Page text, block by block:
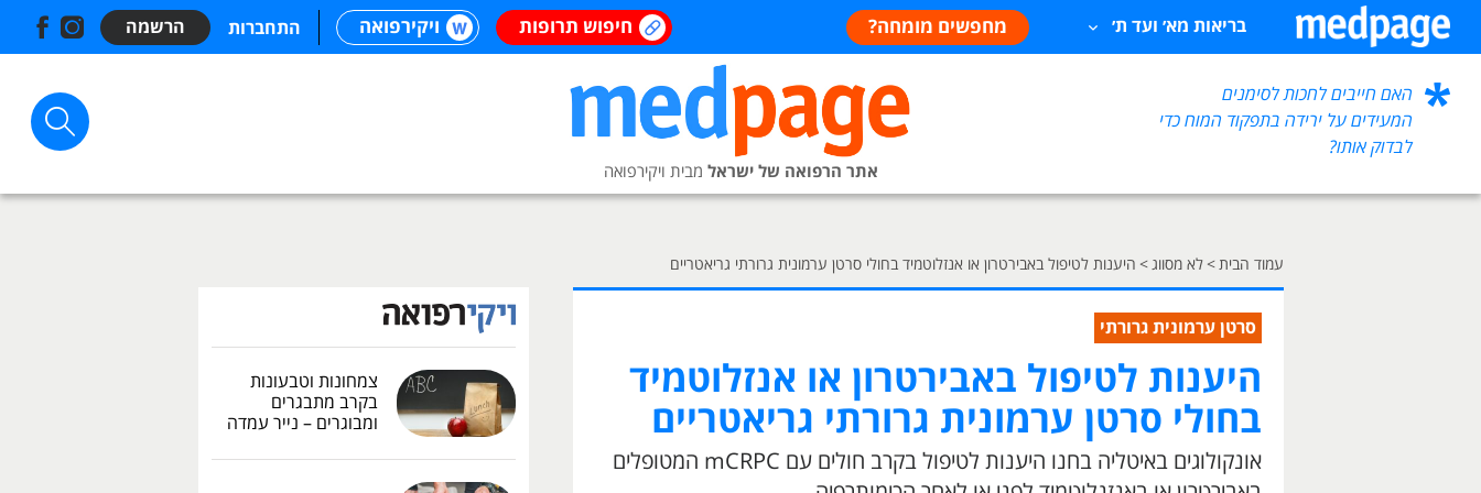
בריאות מא׳ ועד ת׳ מחפשים מומחה? חיפוש תרופות ויקירפואה התחברות הרשמה
האם חייבים לחכות לסימנים
המעידים על ירידה בתפקוד המוח כדי
לבדוק אותו?
אתר הרפואה של ישראל מבית ויקירפואה
עמוד הבית > לא מסווג > היענות לטיפול באבירטרון או אנזלוטמיד בחולי סרטן ערמונית גרורתי גריאטריים
סרטן ערמונית גרורתי
היענות לטיפול באבירטרון או אנזלוטמיד
בחולי סרטן ערמונית גרורתי גריאטריים
אונקולוגים באיטליה בחנו היענות לטיפול בקרב חולים עם mCRPC המטופלים
צמחונות וטבעונות
בקרב מתבגרים
ומבוגרים – נייר עמדה